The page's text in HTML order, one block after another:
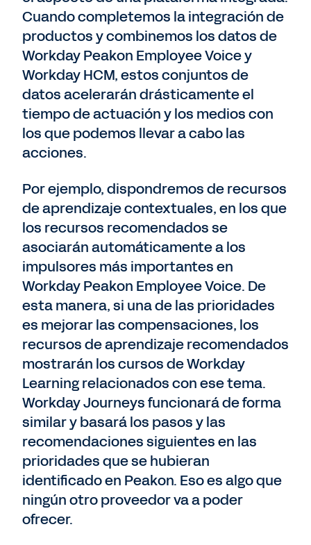
Cuando completemos la integración de
productos y combinemos los datos de
Workday Peakon Employee Voice y
Workday HCM, estos conjuntos de
datos acelerarán drásticamente el
tiempo de actuación y los medios con
los que podemos llevar a cabo las
acciones.
Por ejemplo, dispondremos de recursos
de aprendizaje contextuales, en los que
los recursos recomendados se
asociarán automáticamente a los
impulsores más importantes en
Workday Peakon Employee Voice. De
esta manera, si una de las prioridades
es mejorar las compensaciones, los
recursos de aprendizaje recomendados
mostrarán los cursos de Workday
Learning relacionados con ese tema.
Workday Journeys funcionará de forma
similar y basará los pasos y las
recomendaciones siguientes en las
prioridades que se hubieran
identificado en Peakon. Eso es algo que
ningún otro proveedor va a poder
ofrecer.